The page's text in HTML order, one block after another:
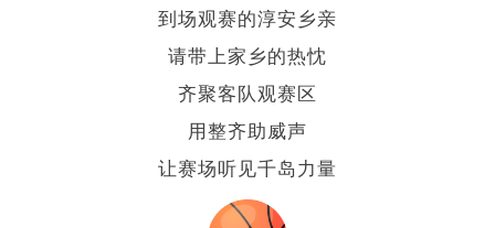
到场观赛的淳安乡亲
请带上家乡的热忱
齐聚客队观赛区
用整齐助威声
让赛场听见千岛力量